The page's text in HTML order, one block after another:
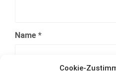
Cookie-
Name *